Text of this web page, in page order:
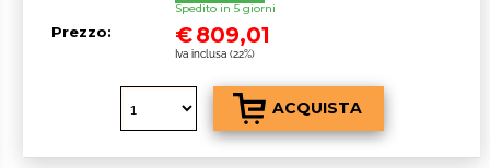
Spedito in 5 giorni
Prezzo: €809,01
Iva inclusa (22%)